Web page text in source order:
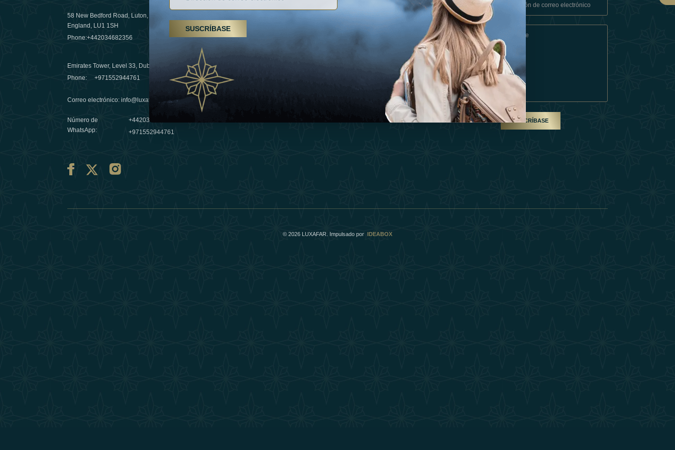
58 New Bedford Road, Luton,
England, LU1 1SH
Phone:+442034682356
Emirates Tower, Level 33, Dubai, UAE
Phone:+971552944761
Correo electrónico:info@luxafar.com
Número de
WhatsApp:
+442034682356
+971552944761
Senderismo, tratamientos de spa y yoga: los
Emiratos Árabes Unidos se erigen como un
03 April 2025
Évasions hivernales pour les voyageurs des
Émirats: redéfinir le voyage de luxe
10 March 2025
Esperienza
Términos Y Condiciones
Conviértase En Socio
Our Team
SUSCRÍBASE
© 2026 LUXAFAR. Impulsado por IDEABOX
SUSCRÍBASE